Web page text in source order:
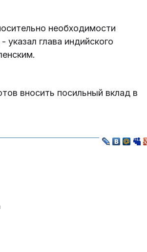
необходимости
указал глава индийского
вносить посильный вклад в